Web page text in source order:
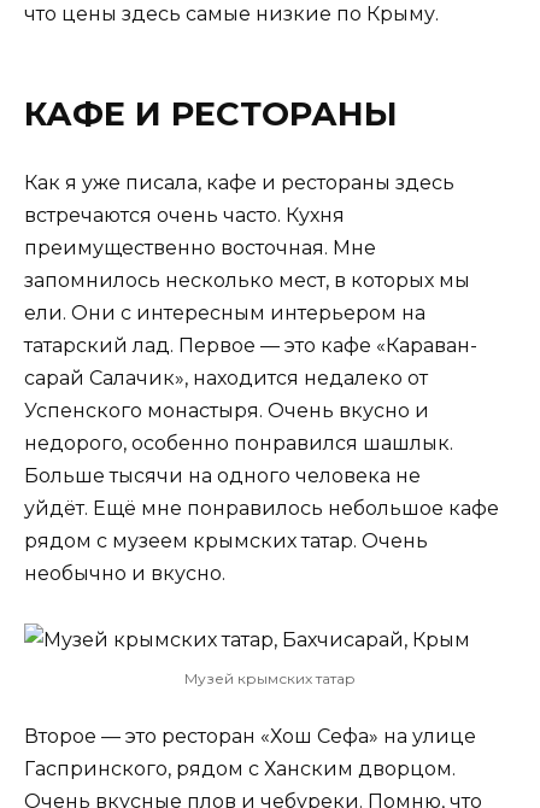
что цены здесь самые низкие по Крыму.
КАФЕ И РЕСТОРАНЫ
Как я уже писала, кафе и рестораны здесь
встречаются очень часто. Кухня
преимущественно восточная. Мне
запомнилось несколько мест, в которых мы
ели. Они с интересным интерьером на
татарский лад. Первое — это кафе «Караван-
сарай Салачик», находится недалеко от
Успенского монастыря. Очень вкусно и
недорого, особенно понравился шашлык.
Больше тысячи на одного человека не
уйдёт. Ещё мне понравилось небольшое кафе
рядом с музеем крымских татар. Очень
необычно и вкусно.
Музей крымских татар
Второе — это ресторан «Хош Сефа» на улице
Гаспринского, рядом с Ханским дворцом.
Очень вкусные плов и чебуреки. Помню, что